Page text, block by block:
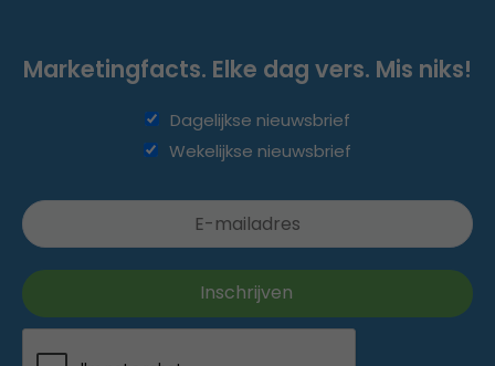
Marketingfacts. Elke dag vers. Mis niks!
Dagelijkse nieuwsbrief
Wekelijkse nieuwsbrief